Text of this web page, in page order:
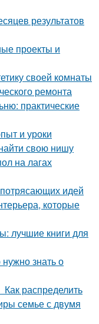
результатов
проекты и
своей комнаты
ремонта
практические
и уроки
свою нишу
на лагах
идей
которые
лучшие книги для
знать о
распределить
семье с двумя